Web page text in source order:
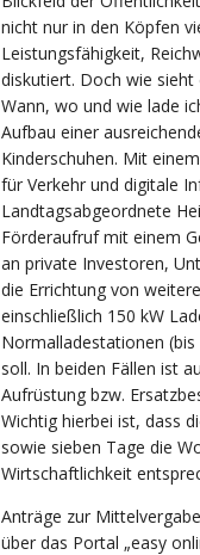
nicht nur in den Köpfen
Leistungsfähigkeit,
diskutiert. Doch wie
Wann, wo und wie lade
Aufbau einer
Kinderschuhen. Mit
für Verkehr und digitale
Landtagsabgeordnete
Förderaufruf mit einem
an private Investoren,
die Errichtung von
einschließlich 150 kW
Normalladestationen
soll. In beiden Fällen ist
Aufrüstung bzw.
Wichtig hierbei ist, dass
sowie sieben Tage die
Wirtschaftlichkeit
Anträge zur
über das Portal „easy